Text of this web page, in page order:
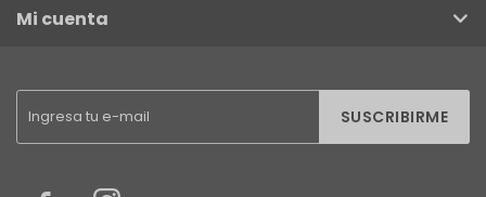
SUSCRIBIRME
Mi cuenta